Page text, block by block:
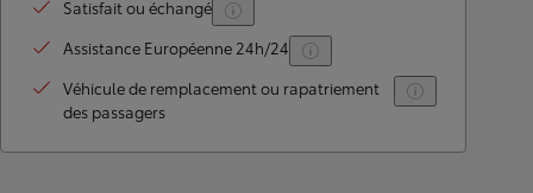
Satisfait ou échangé
Assistance Européenne 24h/24
Véhicule de remplacement ou rapatriement
des passagers